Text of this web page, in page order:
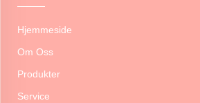
Hjemmeside
Om Oss
Produkter
Service